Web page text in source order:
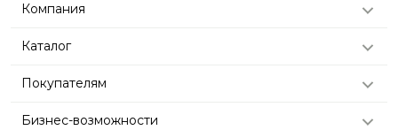
Компания
Каталог
Покупателям
Бизнес-возможности